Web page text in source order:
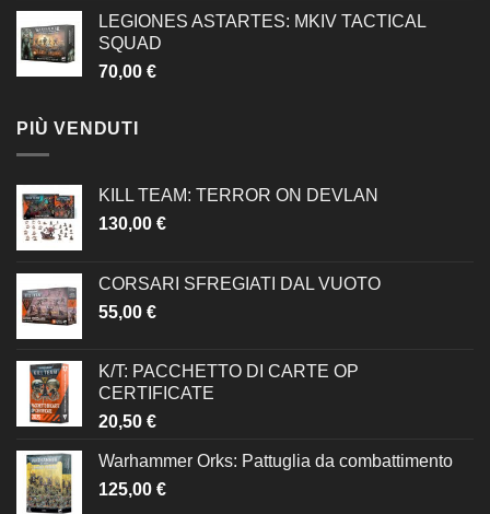
LEGIONES ASTARTES: MKIV TACTICAL
SQUAD
70,00 €
PIÙ VENDUTI
KILL TEAM: TERROR ON DEVLAN
130,00 €
CORSARI SFREGIATI DAL VUOTO
55,00 €
K/T: PACCHETTO DI CARTE OP
CERTIFICATE
20,50 €
Warhammer Orks: Pattuglia da combattimento
125,00 €